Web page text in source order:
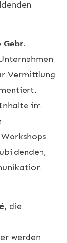
Gebr.
Vermittlung
im
, die
werden